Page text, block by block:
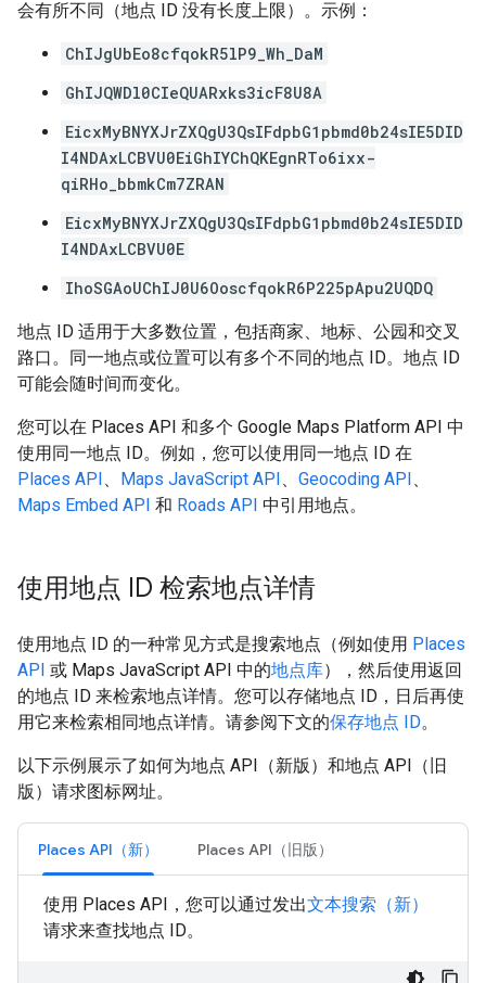
会有所不同（地点 ID 没有长度上限）。示例：
ChIJgUbEo8cfqokR5lP9_Wh_DaM
GhIJQWDl0CIeQUARxks3icF8U8A
EicxMyBNYXJrZXQgU3QsIFdpbG1pbmd0b24sIE5DID
I4NDAxLCBVU0EiGhIYChQKEgnRTo6ixx-
qiRHo_bbmkCm7ZRAN
EicxMyBNYXJrZXQgU3QsIFdpbG1pbmd0b24sIE5DID
I4NDAxLCBVU0E
IhoSGAoUChIJ0U6OoscfqokR6P225pApu2UQDQ
地点 ID 适用于大多数位置，包括商家、地标、公园和交叉
路口。同一地点或位置可以有多个不同的地点 ID。地点 ID
可能会随时间而变化。
您可以在 Places API 和多个 Google Maps Platform API 中
使用同一地点 ID。例如，您可以使用同一地点 ID 在
Places API、 Maps JavaScript API、 Geocoding API、
Maps Embed API 和 Roads API 中引用地点。
使用地点 ID 检索地点详情
使用地点 ID 的一种常见方式是搜索地点（例如使用 Places
API 或 Maps JavaScript API 中的地点库），然后使用返回
的地点 ID 来检索地点详情。您可以存储地点 ID，日后再使
用它来检索相同地点详情。请参阅下文的保存地点 ID。
以下示例展示了如何为地点 API（新版）和地点 API（旧
版）请求图标网址。
Places API（新） Places API（旧版）
使用 Places API，您可以通过发出文本搜索（新）
请求来查找地点 ID。